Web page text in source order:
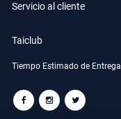
Servicio al cliente
Taiclub
Tiempo Estimado de Entrega